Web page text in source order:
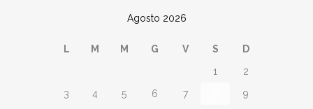
Agosto 2026
L M M G V S
D
1
2
3
4 5 6 7
9